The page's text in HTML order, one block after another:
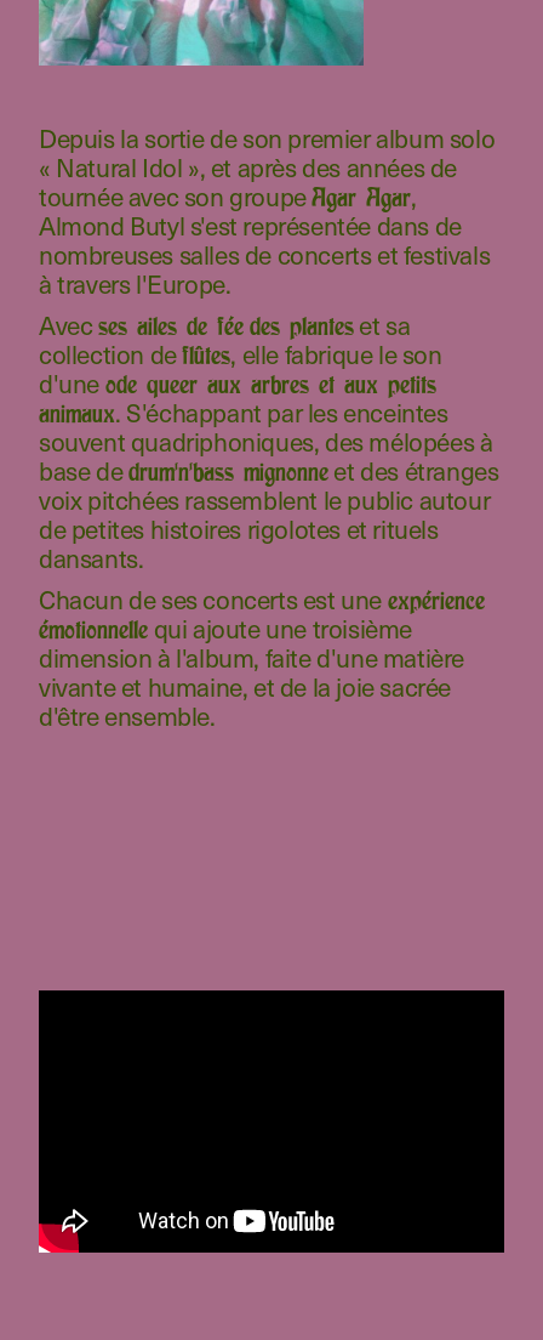
Depuis la sortie de son premier album solo
« Natural Idol », et après des années de
tournée avec son groupeAgar Agar,
Almond Butyl s'est représentée dans de
nombreuses salles de concerts et festivals
à travers l'Europe.
Avec ses ailes de fée des planteset sa
collection deflûtes, elle fabrique le son
d'une ode queer aux arbres et aux petits
animaux. S'échappant par les enceintes
souvent quadriphoniques, des mélopées à
base dedrum'n'bass mignonneet des étranges
voix pitchées rassemblent le public autour
de petites histoires rigolotes et rituels
dansants.
Chacun de ses concerts est une expérience
émotionnelle qui ajoute une troisième
dimension à l'album, faite d'une matière
vivante et humaine, et de la joie sacrée
d'être ensemble.